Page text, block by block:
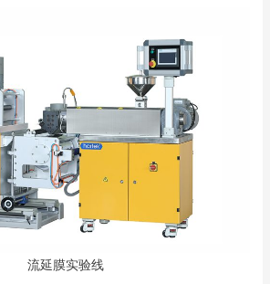
流延膜实验线